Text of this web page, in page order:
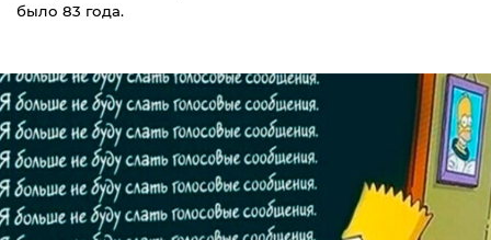
было 83 года.